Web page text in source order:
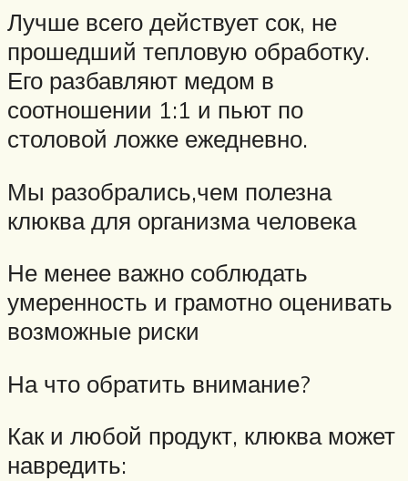
Лучше всего действует сок, не
прошедший тепловую обработку.
Его разбавляют медом в
соотношении 1:1 и пьют по
столовой ложке ежедневно.
Мы разобрались,чем полезна
клюква для организма человека
Не менее важно соблюдать
умеренность и грамотно оценивать
возможные риски
На что обратить внимание?
Как и любой продукт, клюква может
навредить: